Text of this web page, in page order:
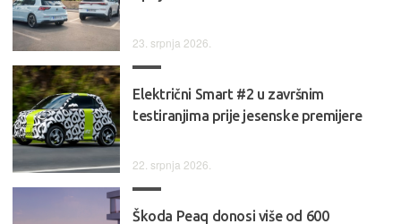
23. srpnja 2026.
Električni Smart #2 u završnim
testiranjima prije jesenske premijere
22. srpnja 2026.
Škoda Peaq donosi više od 600